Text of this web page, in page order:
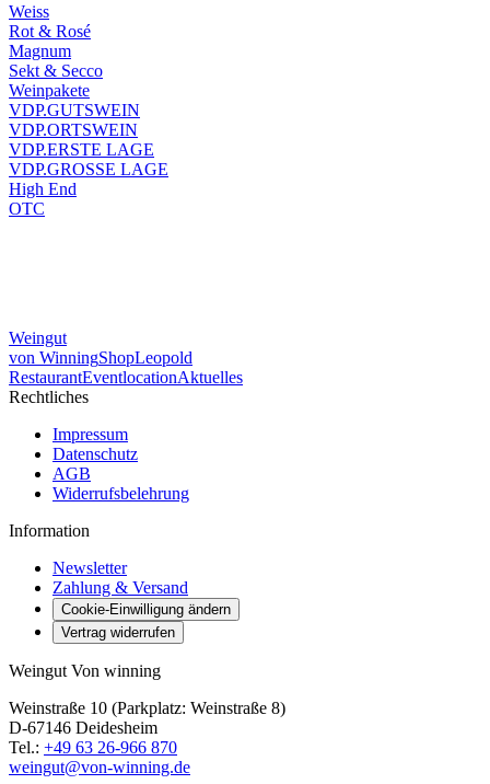
Weiss
Rot & Rosé
Magnum
Sekt & Secco
Weinpakete
VDP.GUTSWEIN
VDP.ORTSWEIN
VDP.ERSTE LAGE
VDP.GROSSE LAGE
High End
OTC
Weingut
von WinningShopLeopold
RestaurantEventlocationAktuelles
Rechtliches
Impressum
Datenschutz
AGB
Widerrufsbelehrung
Information
Newsletter
Zahlung & Versand
Cookie-Einwilligung ändern
Vertrag widerrufen
Weingut Von winning
Weinstraße 10 (Parkplatz: Weinstraße 8)
D-67146 Deidesheim
Tel.: +49 63 26-966 870
weingut@von-winning.de